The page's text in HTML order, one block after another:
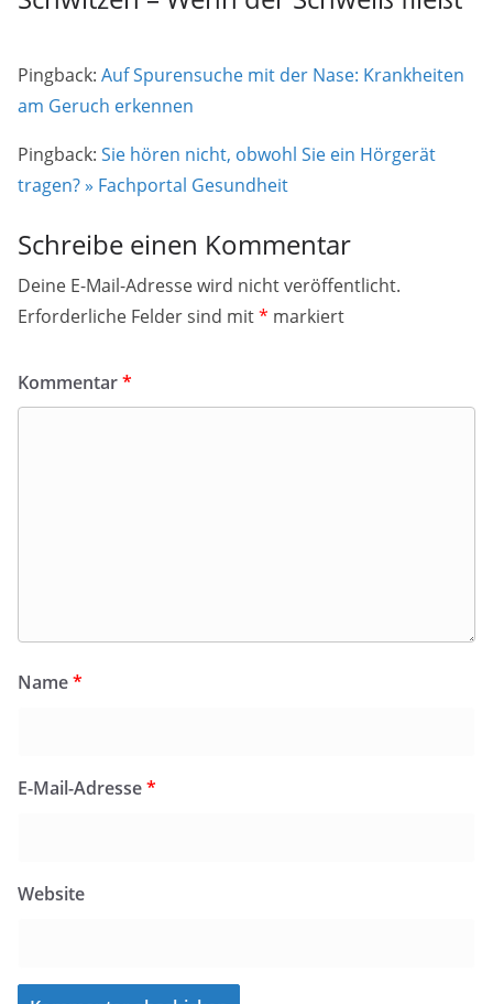
Pingback: Auf Spurensuche mit der Nase: Krankheiten
am Geruch erkennen
Pingback: Sie hören nicht, obwohl Sie ein Hörgerät
tragen? » Fachportal Gesundheit
Schreibe einen Kommentar
Deine E-Mail-Adresse wird nicht veröffentlicht.
Erforderliche Felder sind mit* markiert
Kommentar*
Name*
E-Mail-Adresse*
Website